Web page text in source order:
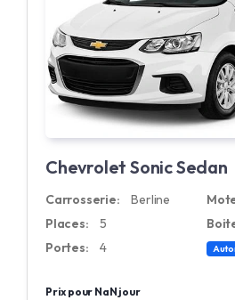
Chevrolet Sonic Sedan
Carrosserie:
Berline
Places:
5
Portes:
4
Prix pour NaN jour